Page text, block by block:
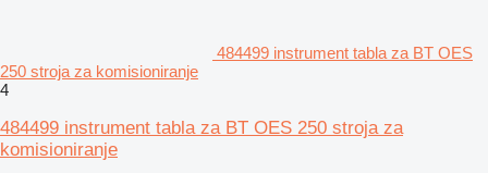
484499 instrument tabla za BT OES
250 stroja za komisioniranje
4
484499 instrument tabla za BT OES 250 stroja za
komisioniranje